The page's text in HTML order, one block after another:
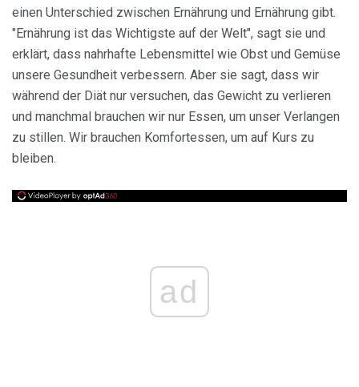
einen Unterschied zwischen Ernährung und Ernährung gibt.
"Ernährung ist das Wichtigste auf der Welt", sagt sie und
erklärt, dass nahrhafte Lebensmittel wie Obst und Gemüse
unsere Gesundheit verbessern. Aber sie sagt, dass wir
während der Diät nur versuchen, das Gewicht zu verlieren
und manchmal brauchen wir nur Essen, um unser Verlangen
zu stillen. Wir brauchen Komfortessen, um auf Kurs zu
bleiben.
ad